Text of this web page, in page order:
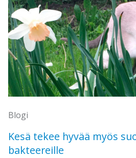
Blogi
Kesä tekee hyvää myös
bakteereille